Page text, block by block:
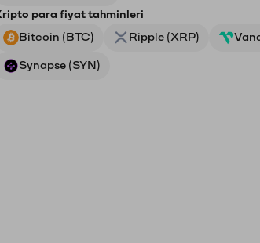
para fiyat tahminleri
Bitcoin (BTC)
Ripple (XRP)
Synapse (SYN)